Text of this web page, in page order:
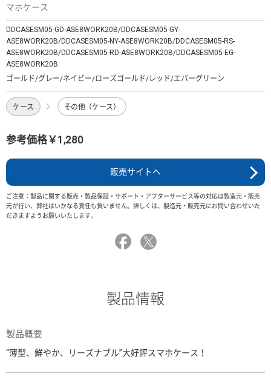
マホケース
DDCASESM05-GD-ASE8WORK20B/DDCASESM05-GY-
ASE8WORK20B/DDCASESM05-NY-ASE8WORK20B/DDCASESM05-RS-
ASE8WORK20B/DDCASESM05-RD-ASE8WORK20B/DDCASESM05-EG-
ASE8WORK20B
ゴールド/グレー/ネイビー/ローズゴールド/レッド/エバーグリーン
ケース その他（ケース）
参考価格￥1,280
販売サイトへ
ご注意：製品に関する販売・製品保証・サポート・アフターサービス等の対応は製造元・販売
元が行い、弊社はいかなる責任も負いません。詳しくは、製造元・販売元にお問い合わせいた
だきますようお願いいたします。
製品情報
製品概要
“薄型、鮮やか、リーズナブル”大好評スマホケース！